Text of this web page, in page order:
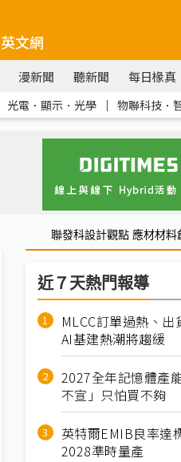
英文網
漫新聞 聽新聞 每日椽真
光電．顯示．光學 ｜ 物聯科技．
聯發科設計觀點 應材材
近７天熱門報導
MLCC訂單過熱、
AI基建熱潮將趨緩
2027全年記憶體產
不宣」只怕買不夠
英特爾EMIB良率
2028準時量產